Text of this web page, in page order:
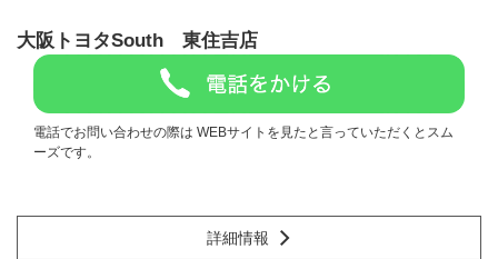
大阪トヨタSouth 東住吉店
電話でお問い合わせの際は WEBサイトを見たと言っていただくとスム
ーズです。
詳細情報